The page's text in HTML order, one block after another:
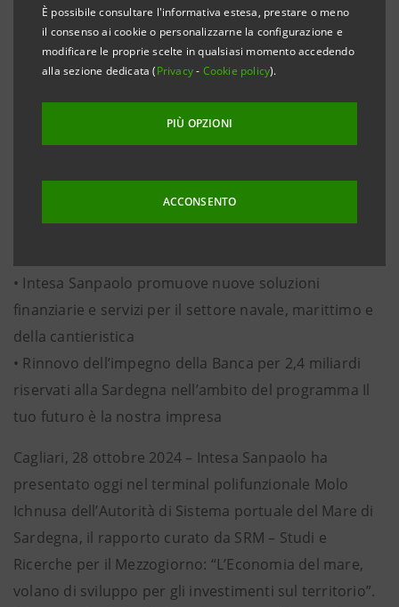
È possibile consultare l'informativa estesa, prestare o meno
il consenso ai cookie o personalizzarne la configurazione e
modificare le proprie scelte in qualsiasi momento accedendo
alla sezione dedicata (Privacy- Cookie policy).
PIÙ OPZIONI
ACCONSENTO
approfondimento dedicato alla Sardegna
• L’economia del mare in Sardegna genera un valore
aggiunto di 2,4 miliardi di euro, con oltre 21 milioni di
nel primo semestre 2024 in crescita del 6,2%
• I porti sardi sono un volàno per il commercio e il
turismo: il 91% dell’interscambio commerciale della
regione viaggia via mare, mentre il traffico passeggeri
è in crescita del 10% e le crociere registrano un
• Intesa Sanpaolo promuove nuove soluzioni
finanziarie e servizi per il settore navale, marittimo e
della cantieristica
• Rinnovo dell’impegno della Banca per 2,4 miliardi
riservati alla Sardegna nell’ambito del programma Il
tuo futuro è la nostra impresa
Cagliari, 28 ottobre 2024 – Intesa Sanpaolo ha
presentato oggi nel terminal polifunzionale Molo
Ichnusa dell’Autorità di Sistema portuale del Mare di
Sardegna, il rapporto curato da SRM – Studi e
Ricerche per il Mezzogiorno: “L’Economia del mare,
volano di sviluppo per gli investimenti sul territorio”.